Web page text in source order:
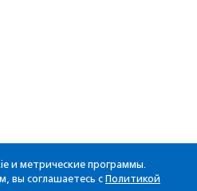
и метрические программы.
вы соглашаетесь с Политикой